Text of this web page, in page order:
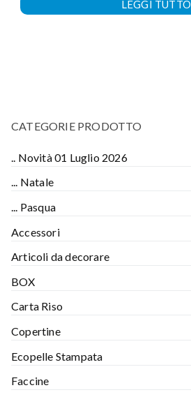
LEGGI TUTTO
CATEGORIE PRODOTTO
.. Novità 01 Luglio 2026
... Natale
... Pasqua
Accessori
Articoli da decorare
BOX
Carta Riso
Copertine
Ecopelle Stampata
Faccine